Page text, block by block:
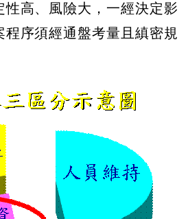
性高、風險大，一經決定影
序須經通盤考量且縝密規